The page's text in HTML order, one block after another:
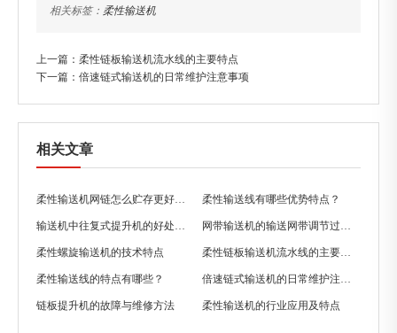
相关标签： 柔性输送机
上一篇： 柔性链板输送机流水线的主要特点
下一篇： 倍速链式输送机的日常维护注意事项
相关文章
柔性输送机网链怎么贮存更好一些？ 柔性输送线有哪些优势特点？
输送机中往复式提升机的好处有哪些？ 网带输送机的输送网带调节过紧有哪些缺点？
柔性螺旋输送机的技术特点 柔性链板输送机流水线的主要特点
柔性输送线的特点有哪些？ 倍速链式输送机的日常维护注意事项
链板提升机的故障与维修方法 柔性输送机的行业应用及特点